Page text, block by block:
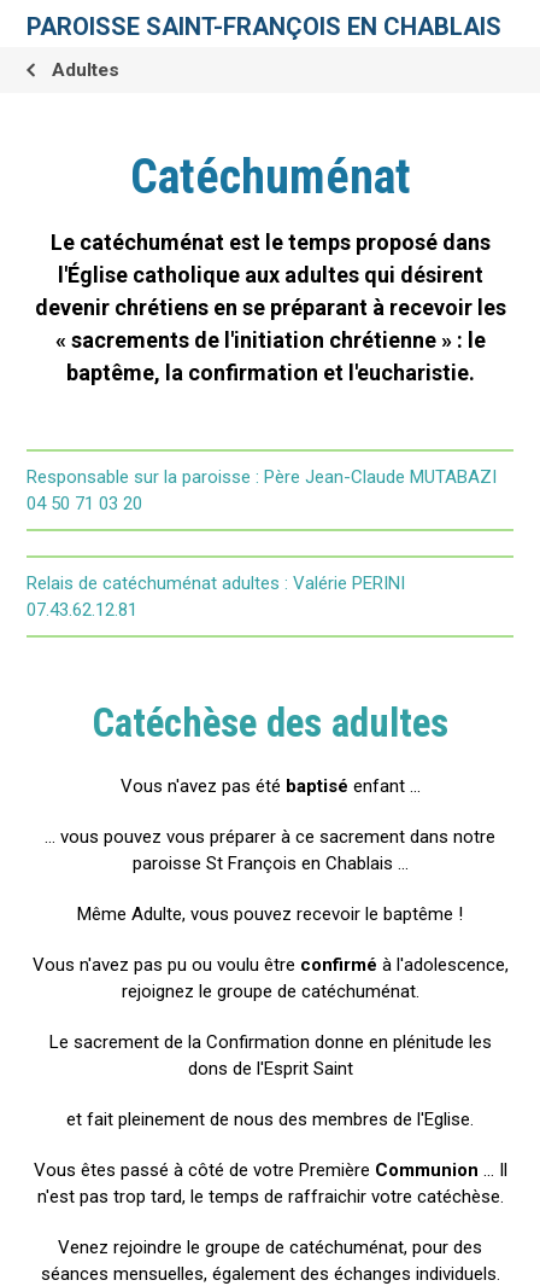
contenu.
personnelsPAROISSE SAINT-FRANÇOIS EN CHABLAIS
Adultes
Catéchuménat
Le catéchuménat est le temps proposé dans
l'Église catholique aux adultes qui désirent
devenir chrétiens en se préparant à recevoir les
« sacrements de l'initiation chrétienne » : le
baptême, la confirmation et l'eucharistie.
Responsable sur la paroisse : Père Jean-Claude MUTABAZI
04 50 71 03 20
Relais de catéchuménat adultes : Valérie PERINI
07.43.62.12.81
Catéchèse des adultes
Vous n'avez pas été baptisé enfant ...
... vous pouvez vous préparer à ce sacrement dans notre
paroisse St François en Chablais ...
Même Adulte, vous pouvez recevoir le baptême !
Vous n'avez pas pu ou voulu être confirmé à l'adolescence,
rejoignez le groupe de catéchuménat.
Le sacrement de la Confirmation donne en plénitude les
dons de l'Esprit Saint
et fait pleinement de nous des membres de l'Eglise.
Vous êtes passé à côté de votre Première Communion ... Il
n'est pas trop tard, le temps de raffraichir votre catéchèse.
Venez rejoindre le groupe de catéchuménat, pour des
séances mensuelles, également des échanges individuels.